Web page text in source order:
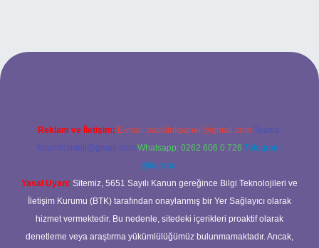
giriş
Reklam ve İletişim: E-mail: backlinkpaneli@gmail.com Teams:
forumhizmeti@gmail.com Whatsapp: 0262 606 0 726 Telegram:
@karabul
Yasal Uyarı: Sitemiz, 5651 Sayılı Kanun gereğince Bilgi Teknolojileri ve
İletişim Kurumu (BTK) tarafından onaylanmış bir Yer Sağlayıcı olarak
hizmet vermektedir. Bu nedenle, sitedeki içerikleri proaktif olarak
denetleme veya araştırma yükümlülüğümüz bulunmamaktadır. Ancak,